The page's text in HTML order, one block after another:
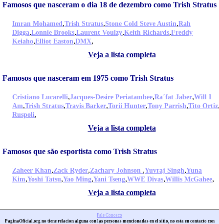
Famosos que nasceram o dia 18 de dezembro como Trish Stratus
Imran Mohamed,Trish Stratus,Stone Cold Steve Austin,Rah
Digga,Lonnie Brooks,Laurent Voulzy,Keith Richards,Freddy
Keiaho,Elliot Easton,DMX,
Veja a lista completa
Famosos que nasceram em 1975 como Trish Stratus
Cristiano Lucarelli,Jacques-Desire Periatambee,Ra´fat Jaber,Will I
Am,Trish Stratus,Travis Barker,Torii Hunter,Tony Parrish,Tito Ortiz
Ruspoli,
Veja a lista completa
Famosos que são esportista como Trish Stratus
Zaheer Khan,Zack Ryder,Zachary Johnson ,Yuvraj Singh,Yuna
Kim,Yoshi Tatsu,Yao Ming,Yani Tseng,WWE Divas,Willis McGahee,
Veja a lista completa
Fale Conosco
PaginaOficial.org no tiene relacion alguna con las personas mencionadas en el sitio, no esta en contacto con